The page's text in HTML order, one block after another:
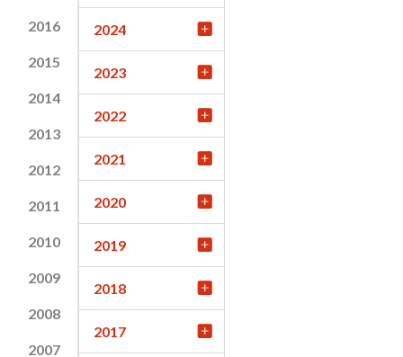
2016
2015
2014
2013
2012
2011
2010
2009
2008
2007
2024
2023
2022
2021
2020
2019
2018
2017